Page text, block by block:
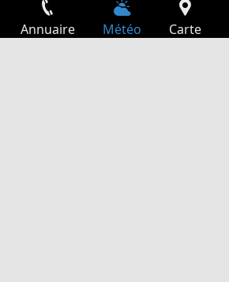
Annuaire Météo Carte